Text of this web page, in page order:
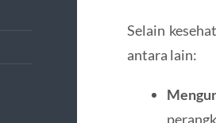
Selain
antara lain: